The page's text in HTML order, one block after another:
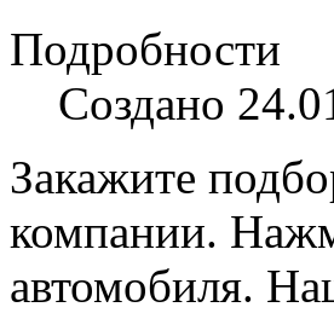
Подробности
Создано
Закажите
компании.
автомобиля.